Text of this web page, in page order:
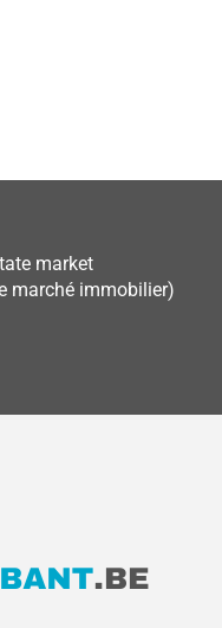
market
marché immobilier)